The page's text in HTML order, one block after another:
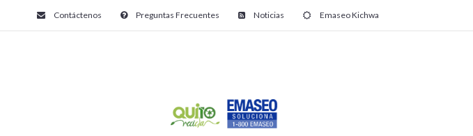
Contáctenos Preguntas Frecuentes Noticias Emaseo Kichwa